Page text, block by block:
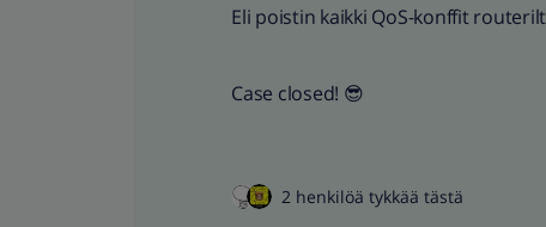
Eli poistin kaikki QoS-konffit
Case closed! 😎
2 henkilöä tykkää tästä